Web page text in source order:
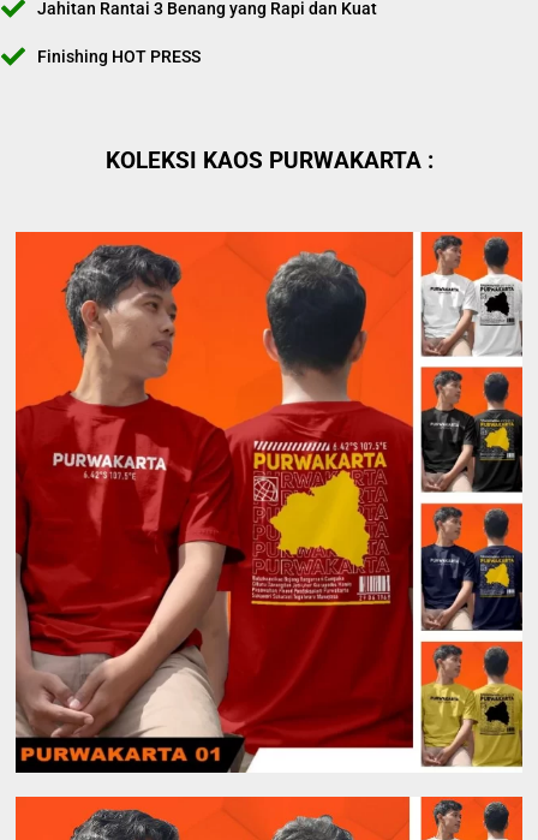
Jahitan Rantai 3 Benang yang Rapi dan Kuat
Finishing HOT PRESS
KOLEKSI KAOS PURWAKARTA :